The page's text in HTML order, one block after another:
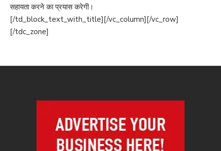
सहायता करने का प्रयास करेगी।
[/td_block_text_with_title][/vc_column][/vc_row]
[/tdc_zone]